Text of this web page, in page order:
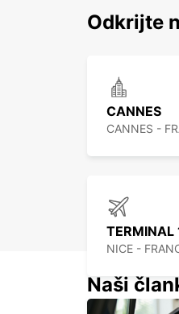
Odkrijte
CANNES
CANNES -
TERMINAL
NICE -
Naši